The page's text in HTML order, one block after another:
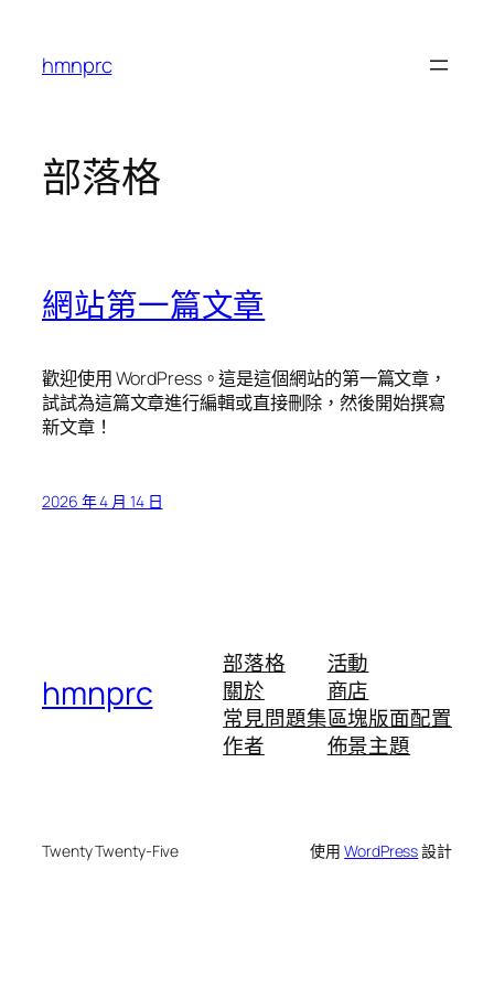
hmnprc
部落格
網站第一篇文章
歡迎使用 WordPress。這是這個網站的第一篇文章，
試試為這篇文章進行編輯或直接刪除，然後開始撰寫
新文章！
2026 年 4 月 14 日
hmnprc
部落格
關於
常見問題集
作者
活動
商店
區塊版面配置
佈景主題
Twenty Twenty-Five 使用WordPress設計